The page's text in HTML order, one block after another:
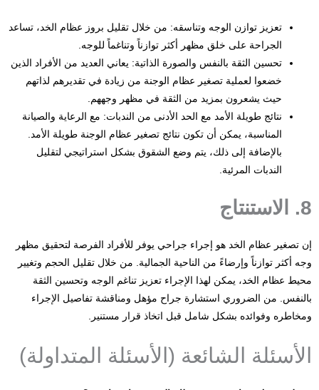
تعزيز توازن الوجه وتناسقه: من خلال تقليل بروز عظام الخد، تساعد
الجراحة على خلق مظهر أكثر توازناً وتناغماً للوجه.
تحسين الثقة بالنفس والصورة الذاتية: يعاني العديد من الأفراد الذين
خضعوا لعملية تصغير عظام الوجنة من زيادة في تقديرهم لذاتهم
حيث يشعرون بمزيد من الثقة في مظهر وجههم.
نتائج طويلة الأمد مع الحد الأدنى من الندبات: مع الرعاية والصيانة
المناسبة، يمكن أن تكون نتائج تصغير عظام الوجنة طويلة الأمد.
بالإضافة إلى ذلك، يتم وضع الشقوق بشكل استراتيجي لتقليل
الندبات المرئية.
8. الاستنتاج
إن تصغير عظام الخد هو إجراء جراحي يوفر للأفراد الفرصة لتحقيق مظهر
وجه أكثر توازناً وإرضاءً من الناحية الجمالية. من خلال تقليل الحجم وتغيير
محيط عظام الخد، يمكن لهذا الإجراء تعزيز تناغم الوجه وتحسين الثقة
بالنفس. من الضروري استشارة جراح مؤهل ومناقشة تفاصيل الإجراء
ومخاطره وفوائده بشكل شامل قبل اتخاذ قرار مستنير.
الأسئلة الشائعة (الأسئلة المتداولة)